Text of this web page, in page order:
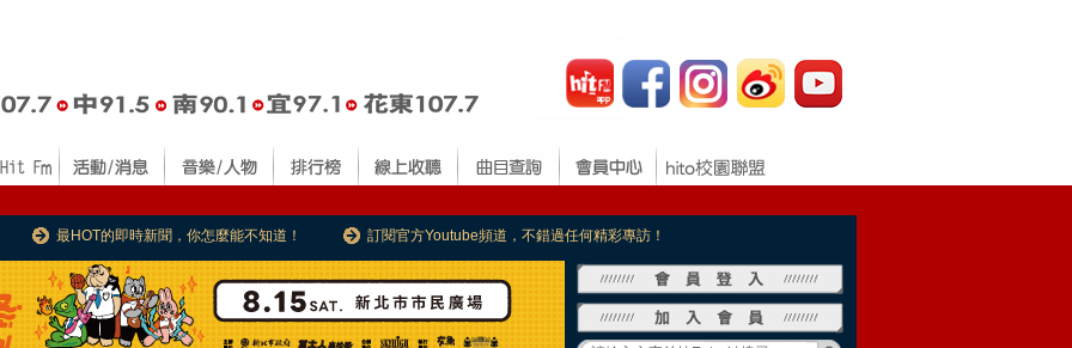
最HOT的即時新聞，你怎麼能不知道！ 訂閱官方Youtube頻道，不錯過任何精彩專訪！